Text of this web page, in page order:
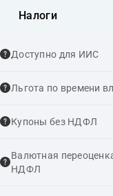
Налоги
Доступно для ИИС
Льгота по времени
Купоны без НДФЛ
Валютная
НДФЛ